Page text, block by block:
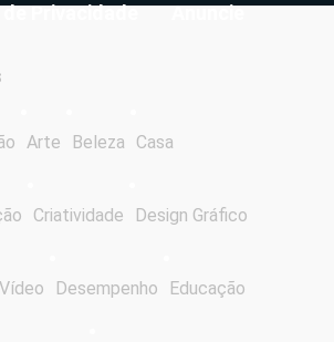
Privacidade Anuncie
Arte Beleza Casa
Criatividade Design Gráfico
Desempenho Educação